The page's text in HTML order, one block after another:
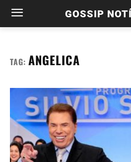
GOSSIP
TAG: ANGELICA